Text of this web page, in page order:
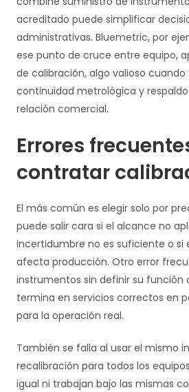
acreditado puede simplificar
administrativas. Bluemetric, por
ese punto de cruce entre equipo,
de calibración, algo valioso cuando
continuidad metrológica y
relación comercial.
Errores
contratar
El más común es elegir solo por
puede salir cara si el alcance no
incertidumbre no es suficiente o si
afecta producción. Otro error
instrumentos sin definir su función
termina en servicios correctos en
para la operación real.
También se falla al usar el mismo
recalibración para todos los
igual ni trabajan bajo las mismas